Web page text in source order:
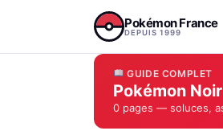
Pokémon France
DEPUIS 1999
GUIDE COMPLET
Pokémon
0 pages — soluces,